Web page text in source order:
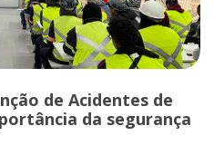
de Acidentes de
da segurança